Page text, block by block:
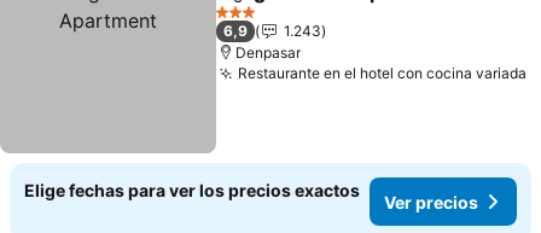
3 Estrellas
6,9
1.243
Denpasar
Restaurante en el hotel con cocina variada
Elige fechas para ver los precios exactos
Ver precios